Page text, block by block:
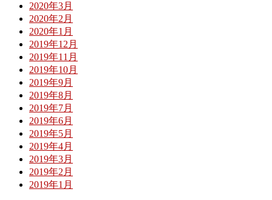
2020年3月
2020年2月
2020年1月
2019年12月
2019年11月
2019年10月
2019年9月
2019年8月
2019年7月
2019年6月
2019年5月
2019年4月
2019年3月
2019年2月
2019年1月